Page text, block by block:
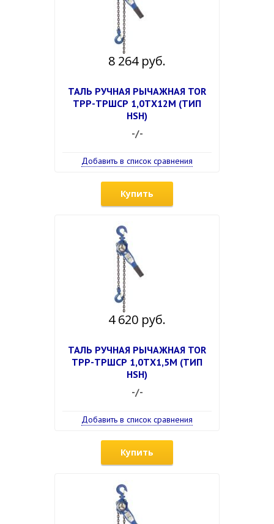
8 264 руб.
ТАЛЬ РУЧНАЯ РЫЧАЖНАЯ TOR
ТРР-ТРШСР 1,0ТХ12М (ТИП
HSH)
-/-
Добавить в список сравнения
Купить
4 620 руб.
ТАЛЬ РУЧНАЯ РЫЧАЖНАЯ TOR
ТРР-ТРШСР 1,0ТХ1,5М (ТИП
HSH)
-/-
Добавить в список сравнения
Купить